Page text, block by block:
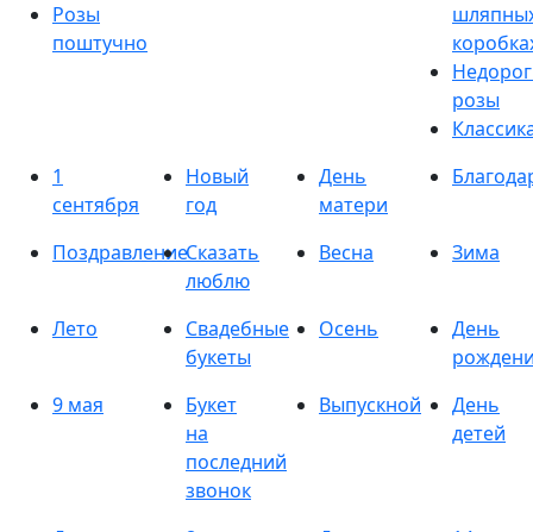
Розы
поштучно
розы
1
сентября
Новый
год
День
матери
ПоздравлениеСказать
люблю
Весна Зима
Лето
Свадебные
букеты
Осень
День
9 мая
Букет
на
последний
звонок
Выпускной
День
детей